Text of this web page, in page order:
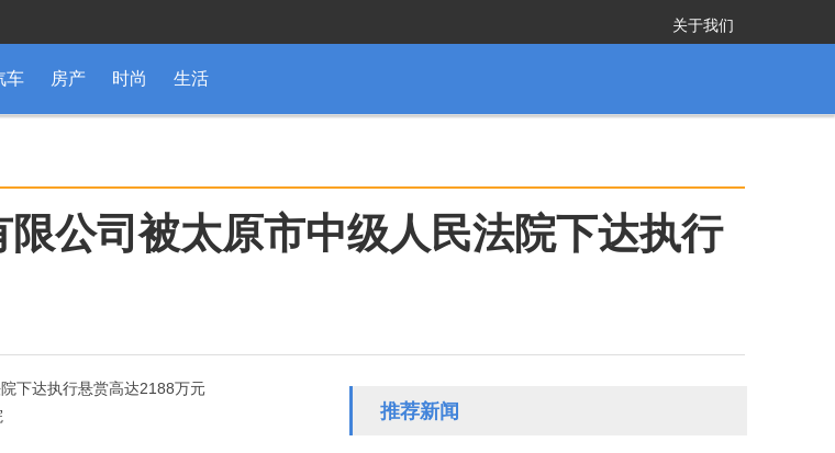
关于我们
车 房产 时尚 生活
公司被太原市中级人民法院下达执行
下达执行悬赏高达2188万元
推荐新闻